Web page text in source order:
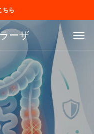
ちら
ーザ